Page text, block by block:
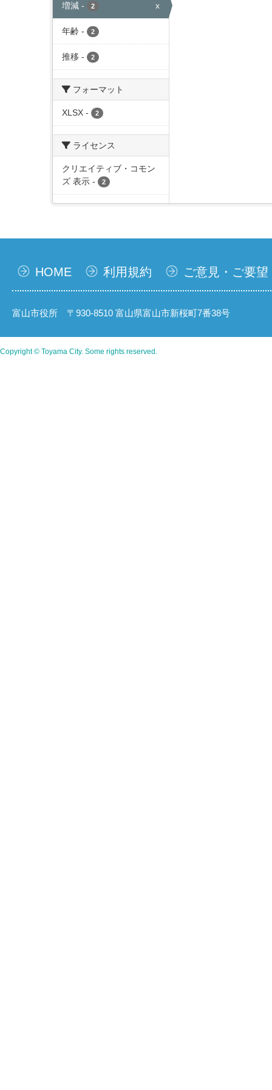
増減 - 2 x
年齢 - 2
推移 - 2
フォーマット
XLSX - 2
ライセンス
クリエイティブ・コモン
ズ 表示 - 2
HOME 利用規約 ご意見・ご要望
富山市役所 〒930-8510 富山県富山市新桜町7番38号
Copyright © Toyama City. Some rights reserved.